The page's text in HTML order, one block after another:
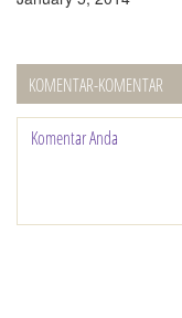
KOMENTAR-KOMENTAR